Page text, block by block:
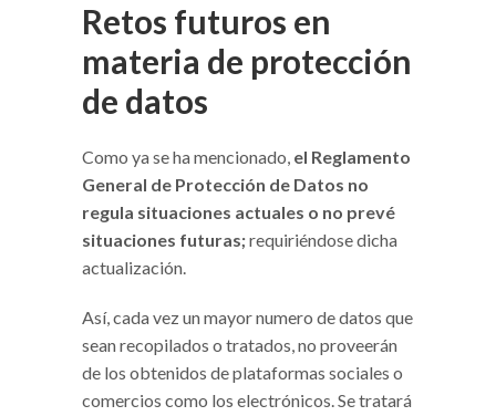
Retos futuros en
materia de protección
de datos
Como ya se ha mencionado, el Reglamento
General de Protección de Datos no
regula situaciones actuales o no prevé
situaciones futuras;requiriéndose dicha
actualización.
Así, cada vez un mayor numero de datos que
sean recopilados o tratados, no proveerán
de los obtenidos de plataformas sociales o
comercios como los electrónicos. Se tratará